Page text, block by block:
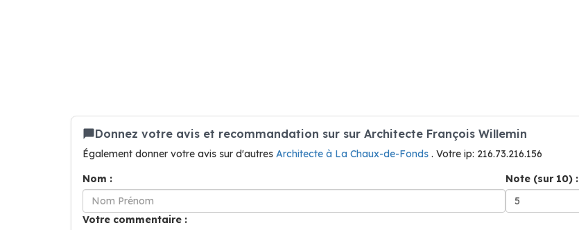
Donnez votre avis et recommandation sur sur Architecte François Willemin
Également donner votre avis sur d'autres Architecte à La Chaux-de-Fonds . Votre ip: 216.73.216.156
Nom :
Note (sur 10) :
Votre commentaire :